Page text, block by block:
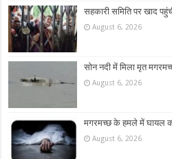
सहकारी समिति पर खाद
August 6, 2026
सोन नदी में मिला मृत
August 6, 2026
मगरमच्छ के हमले में घायल
August 6, 2026